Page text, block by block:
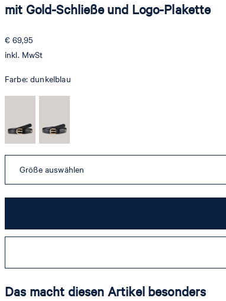
mit Gold-Schließe und Logo-Plakette
€ 69,95
inkl. MwSt
Farbe:dunkelblau
Größe auswählen
Das macht diesen Artikel besonders